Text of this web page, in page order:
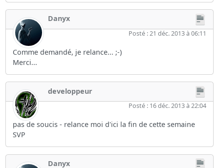
Danyx
Posté : 21 déc. 2013 à 06:11
Comme demandé, je relance... ;-)
Merci...
developpeur
Posté : 16 déc. 2013 à 22:04
pas de soucis - relance moi d'ici la fin de cette semaine
SVP
Danyx